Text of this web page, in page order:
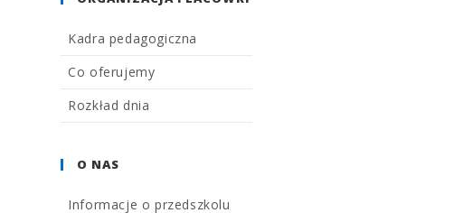
Kadra pedagogiczna
Co oferujemy
Rozkład dnia
O NAS
Informacje o przedszkolu